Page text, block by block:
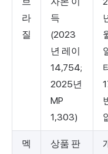
라
질
득
(2023
년 레이
14,754;
2025년
MP
1,303)
멕
상품 판